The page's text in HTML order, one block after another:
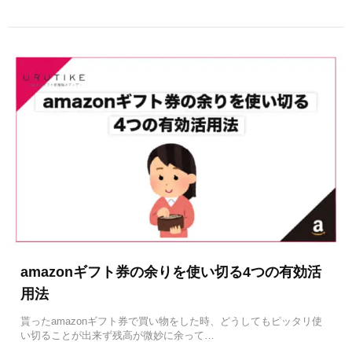
amazonギフト券の余りを使い切る4つの有効活
用法
貰ったamazonギフト券で買い物をした時、どうしてもピッタリ使
い切ることが出来ず残高が微妙に余って…